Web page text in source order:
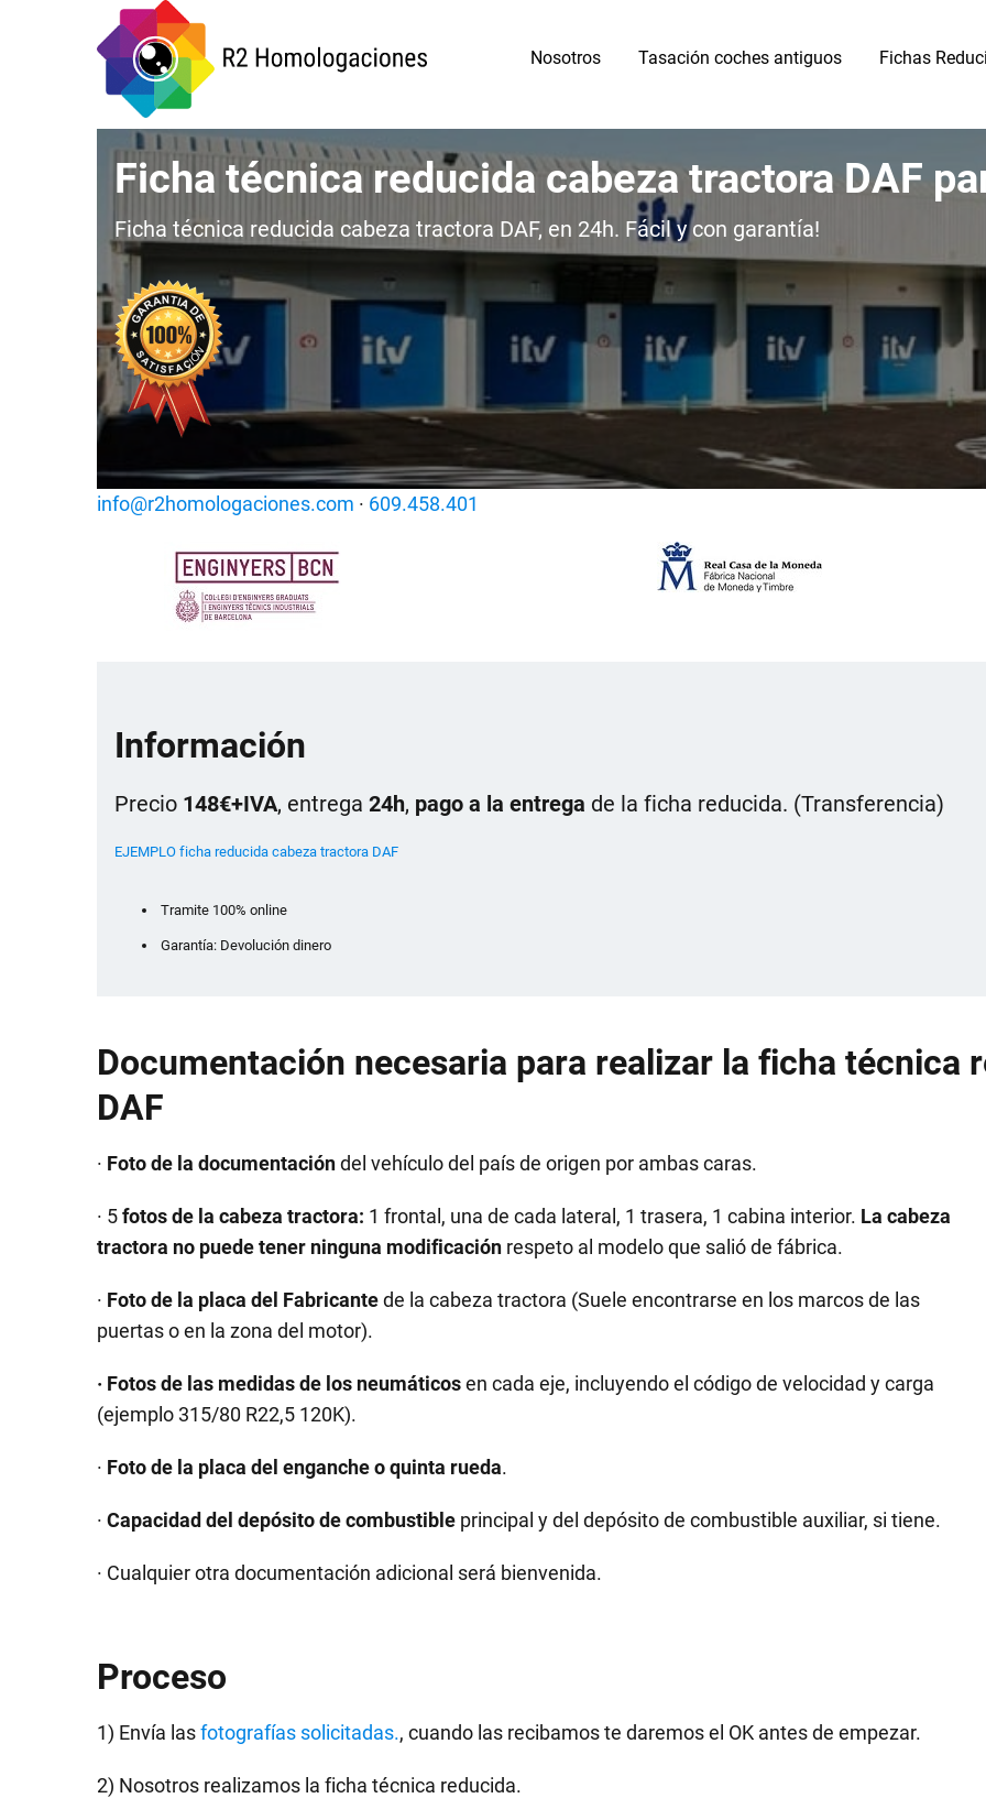
Nosotros Tasación coches antiguos Fichas
Ficha técnica reducida cabeza tractora DAF
Ficha técnica reducida cabeza tractora DAF, en 24h. Fácil y con garantía!
info@r2homologaciones.com · 609.458.401
Información
Precio 148€+IVA, entrega 24h, pago a la entrega de la ficha reducida. (Transferencia)
EJEMPLO ficha reducida cabeza tractora DAF
Tramite 100% online
Garantía: Devolución dinero
Documentación necesaria para realizar la ficha técnica
DAF
· Foto de la documentacióndel vehículo del país de origen por ambas caras.
· 5fotos de la cabeza tractora: 1 frontal, una de cada lateral, 1 trasera, 1 cabina interior. La cabeza
tractora no puede tener ninguna modificación respeto al modelo que salió de fábrica.
· Foto de la placa del Fabricantede la cabeza tractora (Suele encontrarse en los marcos de las
puertas o en la zona del motor).
· Fotos de las medidas de los neumáticosen cada eje, incluyendo el código de velocidad y carga
(ejemplo 315/80 R22,5 120K).
· Foto de la placa del enganche o quinta rueda.
· Capacidad del depósito de combustible principal y del depósito de combustible auxiliar, si tiene.
· Cualquier otra documentación adicional será bienvenida.
Proceso
1) Envía lasfotografías solicitadas., cuando las recibamos te daremos el OK antes de empezar.
2) Nosotros realizamos la ficha técnica reducida.